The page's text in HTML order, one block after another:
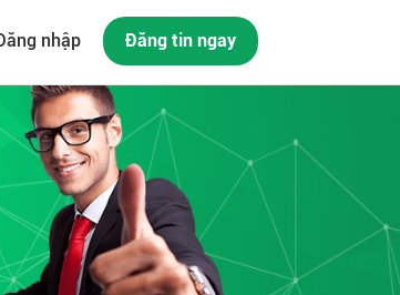
nhập Đăng tin ngay